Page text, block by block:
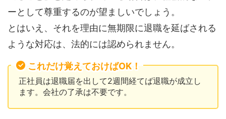
ーとして尊重するのが望ましいでしょう。
とはいえ、それを理由に無期限に退職を延ばされる
ような対応は、法的には認められません。
これだけ覚えておけばOK！
正社員は退職届を出して2週間経てば退職が成立し
ます。会社の了承は不要です。